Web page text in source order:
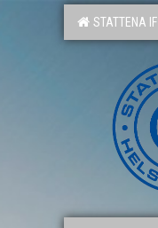
STATTENA IF